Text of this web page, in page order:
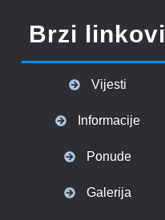
Brzi linkovi
Vijesti
Informacije
Ponude
Galerija